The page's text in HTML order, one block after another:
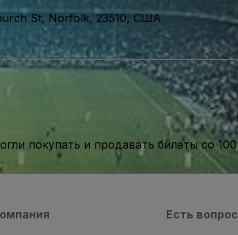
St, Norfolk, 23510, США
покупать и продавать билеты со
Есть